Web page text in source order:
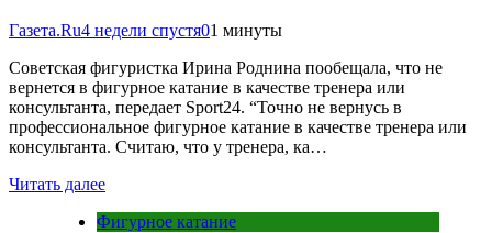
Газета.Ru4 недели спустя01 минуты
Советская фигуристка Ирина Роднина пообещала, что не
вернется в фигурное катание в качестве тренера или
консультанта, передает Sport24. “Точно не вернусь в
профессиональное фигурное катание в качестве тренера или
консультанта. Считаю, что у тренера, ка…
Читать далее
Фигурное катание